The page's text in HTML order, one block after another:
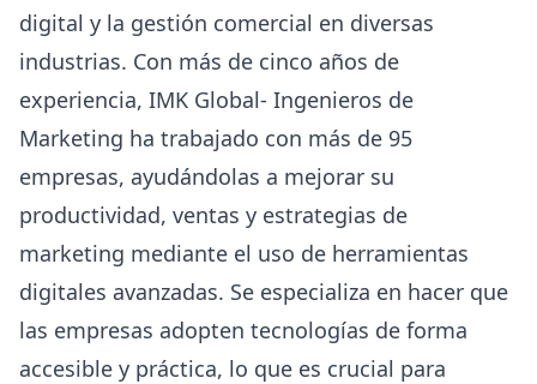
digital y la gestión comercial en diversas
industrias. Con más de cinco años de
experiencia, IMK Global- Ingenieros de
Marketing ha trabajado con más de 95
empresas, ayudándolas a mejorar su
productividad, ventas y estrategias de
marketing mediante el uso de herramientas
digitales avanzadas. Se especializa en hacer que
las empresas adopten tecnologías de forma
accesible y práctica, lo que es crucial para